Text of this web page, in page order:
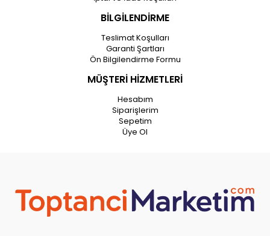
BİLGİLENDİRME
Teslimat Koşulları
Garanti Şartları
Ön Bilgilendirme Formu
MÜŞTERİ HİZMETLERİ
Hesabım
Siparişlerim
Sepetim
Üye Ol